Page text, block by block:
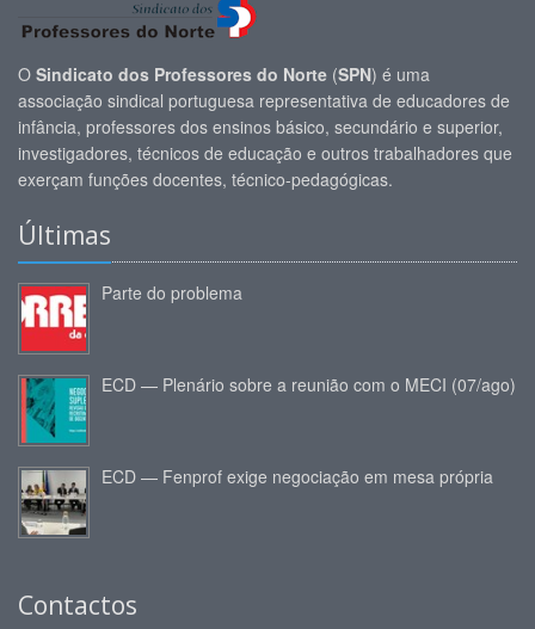
O Sindicato dos Professores do Norte (SPN) é uma
associação sindical portuguesa representativa de educadores de
infância, professores dos ensinos básico, secundário e superior,
investigadores, técnicos de educação e outros trabalhadores que
exerçam funções docentes, técnico-pedagógicas.
Últimas
Parte do problema
ECD — Plenário sobre a reunião com o MECI (07/ago)
ECD — Fenprof exige negociação em mesa própria
Contactos